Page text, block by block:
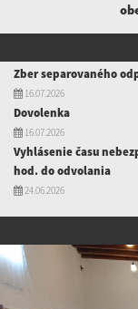
Zber separovaného
16.07.2026
Dovolenka
16.07.2026
Vyhlásenie času
hod. do odvolania
24.06.2026